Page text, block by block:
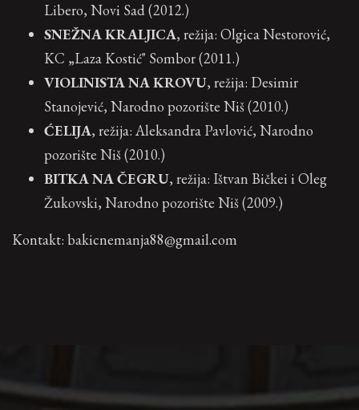
Libero, Novi Sad (2012.)
SNEŽNA KRALJICA, režija: Olgica Nestorović,
KC „Laza Kostić" Sombor (2011.)
VIOLINISTA NA KROVU, režija: Desimir
Stanojević, Narodno pozorište Niš (2010.)
ĆELIJA, režija: Aleksandra Pavlović, Narodno
pozorište Niš (2010.)
BITKA NA ČEGRU, režija: Ištvan Bičkei i Oleg
Žukovski, Narodno pozorište Niš (2009.)
Kontakt: bakicnemanja88@gmail.com